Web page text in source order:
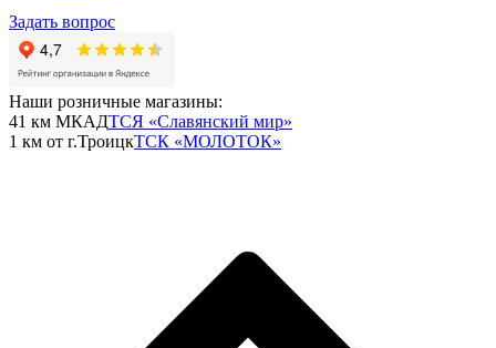
Задать вопрос
Наши розничные магазины:
41 км МКАДТСЯ «Славянский мир»
1 км от г.ТроицкТСК «МОЛОТОК»